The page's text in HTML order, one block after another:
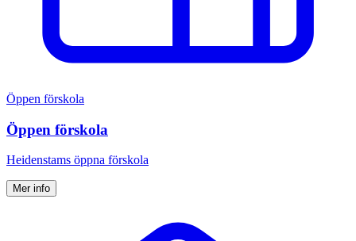
Öppen förskola
Öppen förskola
Heidenstams öppna förskola
Mer info